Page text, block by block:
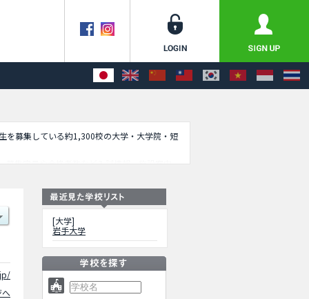
を募集している約1,300校の大学・大学院・短
募集定員や合格者数など入試情報、施設案内、
へ
[大学]
岩手大学